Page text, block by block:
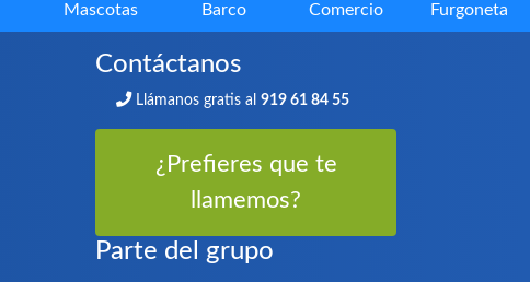
Mascotas Barco Comercio Furgoneta
Contáctanos
Llámanos gratis al919 61 84 55
¿Prefieres que te
llamemos?
Parte del grupo